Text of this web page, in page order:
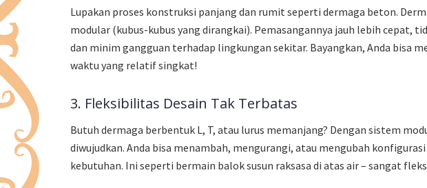
Lupakan proses konstruksi panjang dan rumit seperti dermaga beton.
modular (kubus-kubus yang dirangkai). Pemasangannya jauh lebih cepat,
dan minim gangguan terhadap lingkungan sekitar. Bayangkan, Anda bisa
waktu yang relatif singkat!
3. Fleksibilitas Desain Tak Terbatas
Butuh dermaga berbentuk L, T, atau lurus memanjang? Dengan sistem
diwujudkan. Anda bisa menambah, mengurangi, atau mengubah
kebutuhan. Ini seperti bermain balok susun raksasa di atas air – sangat